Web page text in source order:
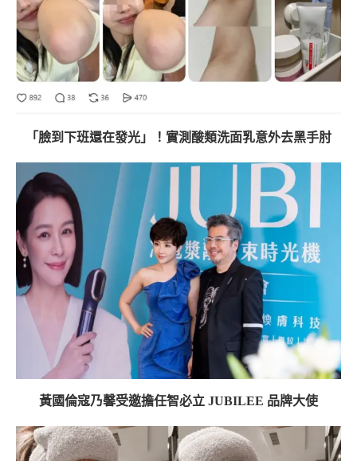
「臉到下班還在發光」！實測酸類洗面乳意外去黑手肘
黃國倫寇乃馨受邀擔任智必立 JUBILEE 品牌大使